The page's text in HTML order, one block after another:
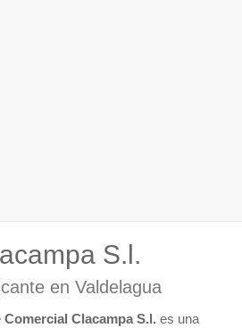
S.l.
en Valdelagua
Comercial Clacampa S.l. es una